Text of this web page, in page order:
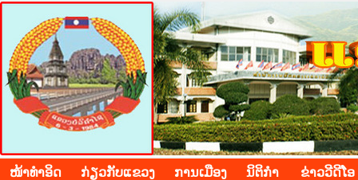
BOLIKHAMXAY PROVINCE
ໜ້າ​ທຳ​ອິດ ​ກ່ຽວ​ກັບ​ແຂວງ ​ການ​ເມືອງ ນິ​ຕິ​ກຳ ຂ່າວ​ວີ​ດີ​ໂອ